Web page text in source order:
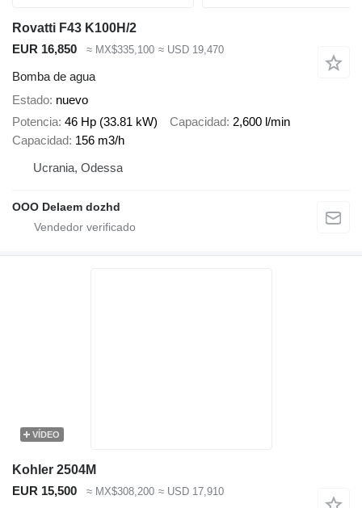
Rovatti F43 K100H/2
EUR 16,850
≈ MX$335,100 ≈ USD 19,470
Bomba de agua
Estado nuevo
Potencia 46 Hp (33.81 kW) Capacidad 2,600 l/min
Capacidad 156 m3/h
Ucrania, Odessa
OOO Delaem dozhd
VÍDEO
Kohler 2504M
EUR 15,500
≈ MX$308,200 ≈ USD 17,910